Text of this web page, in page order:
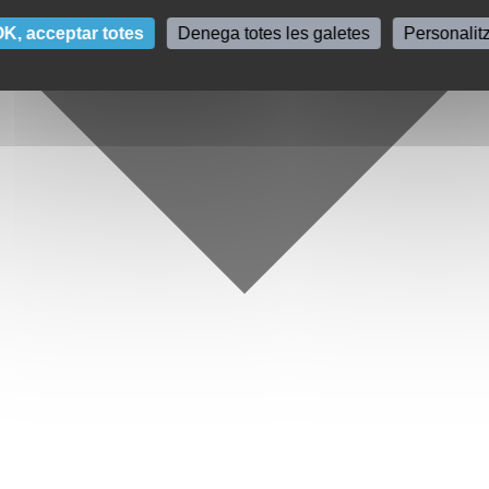
acceptar totes Denega totes les galetes